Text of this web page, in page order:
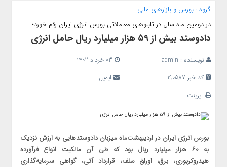
گروه : بورس و بازار‌های مالی
در دومین ماه سال در تابلوهای معاملاتی بورس انرژی ایران رقم خورد؛
دادوستد بیش از ۵۹ هزار میلیارد ریال حامل انرژی
نویسنده : admin
کد خبر 190587
ایمیل
پرینت
بورس انرژی ایران در اردیبهشت‌ماه میزبان دادوستدهایی به ارزش نزدیک
به ۶۰ هزار میلیارد ریال بود که طی آن مالکیت انواع فرآورده‌
هیدروکربوری، برق، اوراق سلف، قرارداد آتی، گواهی سرمایه‌گذاری